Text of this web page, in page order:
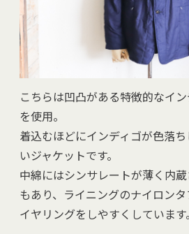
こちらは凹凸がある特徴的なイ
を使用。
着込むほどにインディゴが色落
いジャケットです。
中綿にはシンサレートが薄く内
もあり、ライニングのナイロン
イヤリングをしやすくしています。